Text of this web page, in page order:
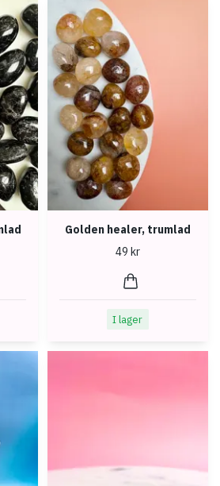
Golden healer, trumlad
49 kr
I lager